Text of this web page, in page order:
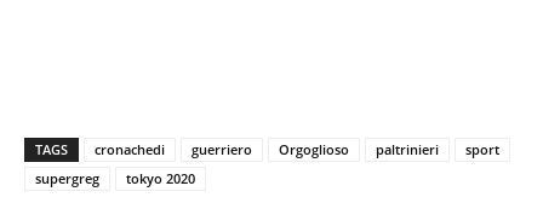
TAGS cronachedi guerriero Orgoglioso paltrinieri
sport
supergreg
tokyo 2020